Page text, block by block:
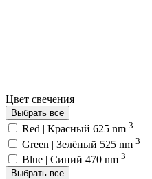
Цвет свечения
Выбрать все
Red | Красный 625 nm 3
Green | Зелёный 525 nm 3
Blue | Синий 470 nm 3
Выбрать все